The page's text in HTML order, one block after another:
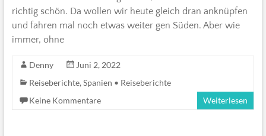
richtig schön. Da wollen wir heute gleich dran anknüpfen
und fahren mal noch etwas weiter gen Süden. Aber wie
immer, ohne
Denny
Juni 2, 2022
Reiseberichte, Spanien • Reiseberichte
Keine Kommentare
Weiterlesen